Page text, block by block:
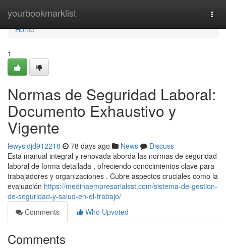
yourbookmarklist
Home
Home
1
Normas de Seguridad Laboral:
Documento Exhaustivo y
Vigente
lewysjdjd912218 78 days ago News
Discuss
Esta manual integral y renovada aborda las normas de seguridad
laboral de forma detallada , ofreciendo conocimientos clave para
trabajadores y organizaciones . Cubre aspectos cruciales como la
evaluación https://medinaempresarialsst.com/sistema-de-gestion-
de-seguridad-y-salud-en-el-trabajo/
Comments
Who Upvoted
Comments